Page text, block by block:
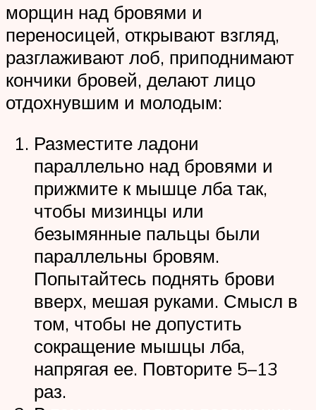
морщин над бровями и
переносицей, открывают взгляд,
разглаживают лоб, приподнимают
кончики бровей, делают лицо
отдохнувшим и молодым:
Разместите ладони
параллельно над бровями и
прижмите к мышце лба так,
чтобы мизинцы или
безымянные пальцы были
параллельны бровям.
Попытайтесь поднять брови
вверх, мешая руками. Смысл в
том, чтобы не допустить
сокращение мышцы лба,
напрягая ее. Повторите 5–13
раз.